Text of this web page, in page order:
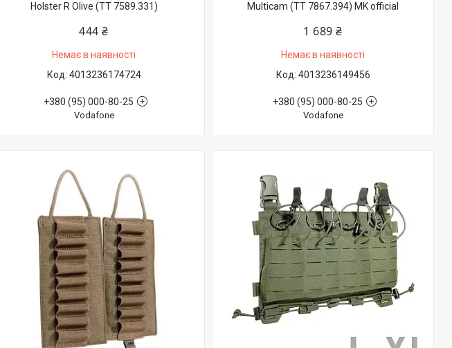
Holster R Olive (TT 7589.331)
444 ₴
Немає в наявності
4013236174724
+380 (95) 000-80-25
Vodafone
Multicam (TT 7867.394) MK official
1 689 ₴
Немає в наявності
4013236149456
+380 (95) 000-80-25
Vodafone